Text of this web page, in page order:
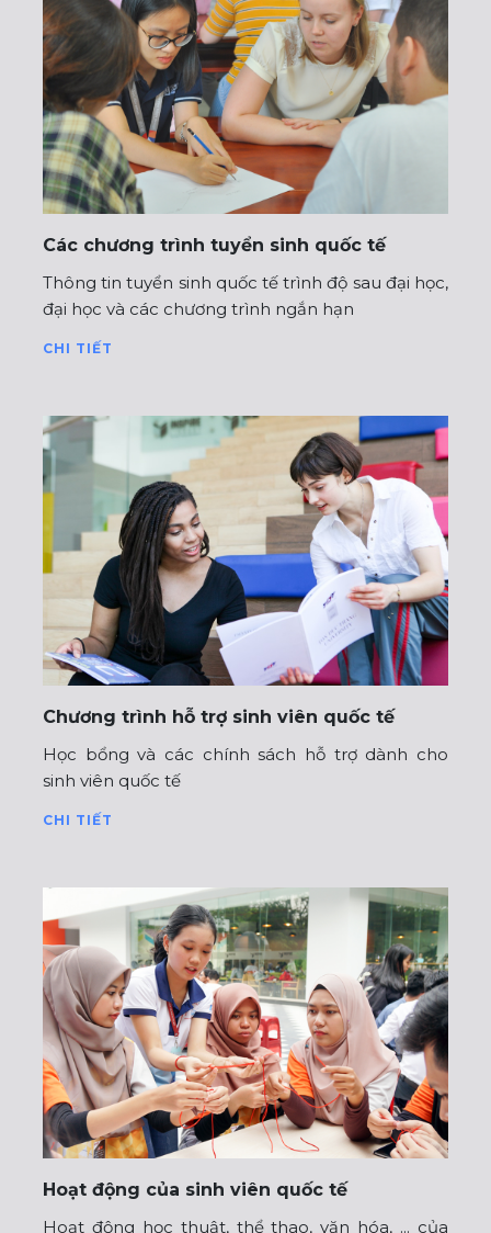
Các chương trình tuyển sinh quốc tế
Thông tin tuyển sinh quốc tế trình độ sau đại học,
đại học và các chương trình ngắn hạn
CHI TIẾT
Chương trình hỗ trợ sinh viên quốc tế
Học bổng và các chính sách hỗ trợ dành cho
sinh viên quốc tế
CHI TIẾT
Hoạt động của sinh viên quốc tế
Hoạt động học thuật, thể thao, văn hóa, ... của